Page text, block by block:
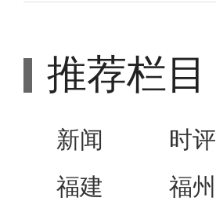
推荐栏目
新闻 时评
福建
福州